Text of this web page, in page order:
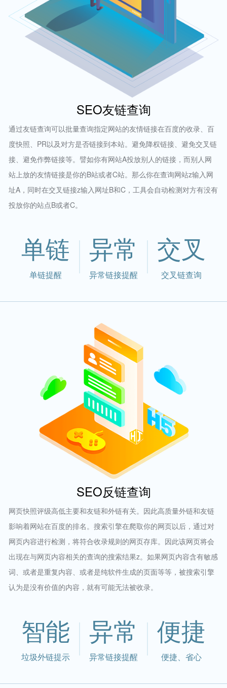
SEO友链查询
通过友链查询可以批量查询指定网站的友情链接在百度的收录、百
度快照、PR以及对方是否链接到本站。避免降权链接、避免交叉链
接、避免作弊链接等。譬如你有网站A投放别人的链接，而别人网
站上放的友情链接是你的B站或者C站。那么你在查询网站z输入网
址A，同时在交叉链接z输入网址B和C，工具会自动检测对方有没有
投放你的站点B或者C。
单链
单链提醒
异常
异常链接提醒
交叉
交叉链查询
SEO反链查询
网页快照评级高低主要和友链和外链有关。因此高质量外链和友链
影响着网站在百度的排名。搜索引擎在爬取你的网页以后，通过对
网页内容进行检测，将符合收录规则的网页存库。因此该网页将会
出现在与网页内容相关的查询的搜索结果z。如果网页内容含有敏感
词、或者是重复内容、或者是纯软件生成的页面等等，被搜索引擎
认为是没有价值的内容，就有可能无法被收录。
智能
垃圾外链提示
异常
异常链接提醒
便捷
便捷、省心